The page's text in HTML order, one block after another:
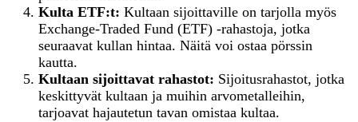
Kulta ETF:t: Kultaan sijoittaville on tarjolla myös
Exchange-Traded Fund (ETF) -rahastoja, jotka
seuraavat kullan hintaa. Näitä voi ostaa pörssin
kautta.
Kultaan sijoittavat rahastot: Sijoitusrahastot, jotka
keskittyvät kultaan ja muihin arvometalleihin,
tarjoavat hajautetun tavan omistaa kultaa.